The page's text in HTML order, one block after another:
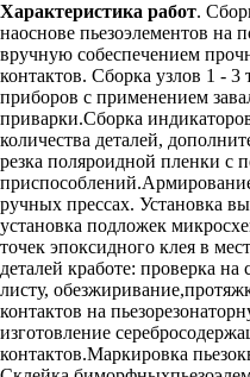
Характеристика работ.
наоснове пьезоэлементов на
вручную собеспечением
контактов. Сборка узлов 1 -
приборов с применением
приварки.Сборка
количества деталей,
резка поляроидной пленки с
ручных прессах. Установка
установка подложек
точек эпоксидного клея в
деталей кработе: проверка
листу,
контактов на
изготовление
контактов.Маркировка